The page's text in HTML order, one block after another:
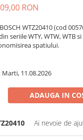
RON
WTZ20410 (cod
seriile WTY, WTW, WTB
spatiului.
Marti, 11.08.2026
ADAUGA IN
Ai nevoie de